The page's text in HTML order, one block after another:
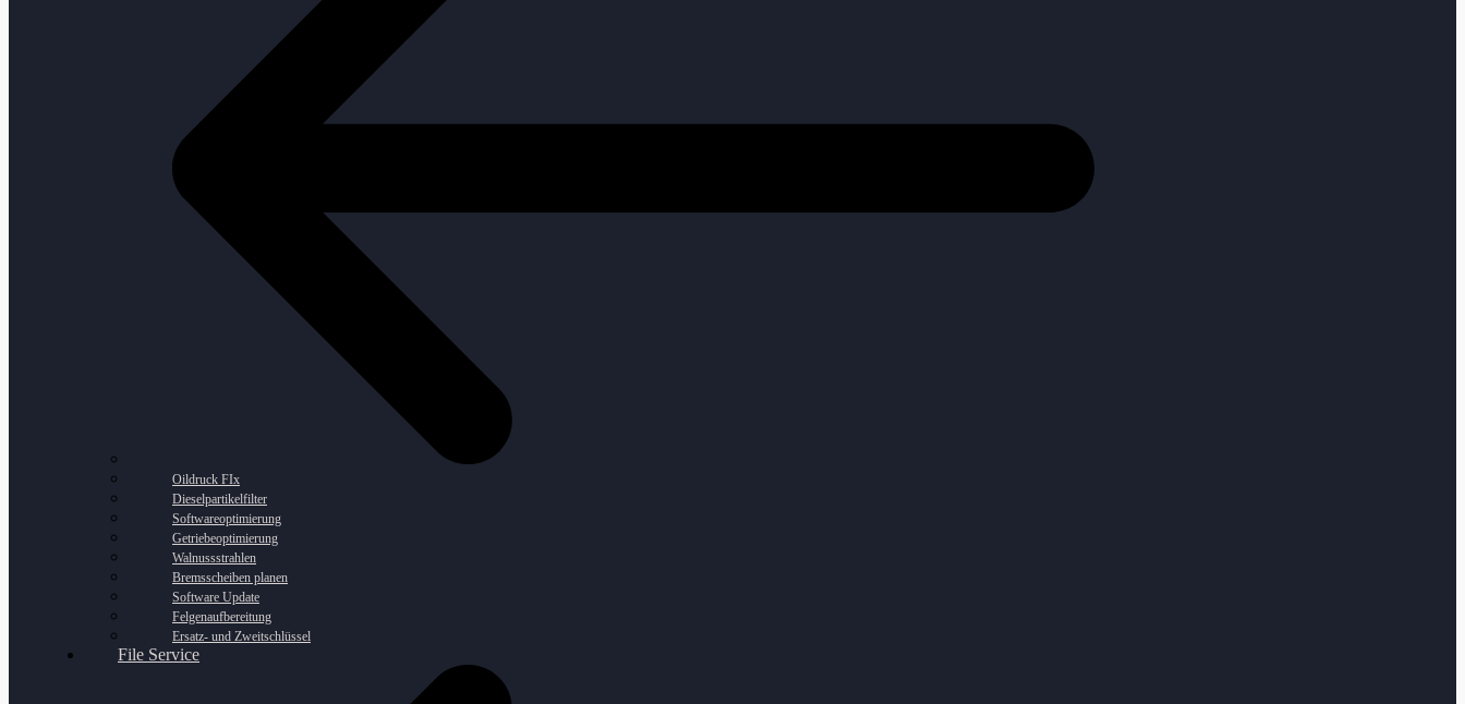
Oildruck FIx
Dieselpartikelfilter
Softwareoptimierung
Getriebeoptimierung
Walnussstrahlen
Bremsscheiben planen
Software Update
Felgenaufbereitung
Ersatz- und Zweitschlüssel
File Service